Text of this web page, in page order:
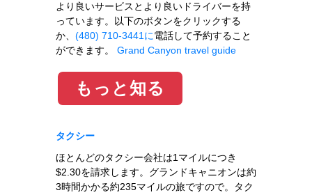
より良いサービスとより良いドライバーを持
っています。以下のボタンをクリックする
か、 (480) 710-3441に電話して予約すること
ができます。 Grand Canyon travel guide
もっと知る
タクシー
ほとんどのタクシー会社は1マイルにつき
$2.30を請求します。グランドキャニオンは約
3時間かかる約235マイルの旅ですので。タク